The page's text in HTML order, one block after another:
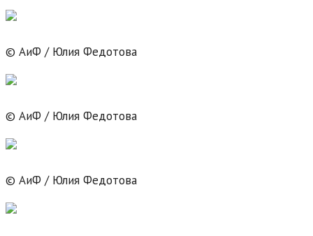
© АиФ / Юлия Федотова
© АиФ / Юлия Федотова
© АиФ / Юлия Федотова